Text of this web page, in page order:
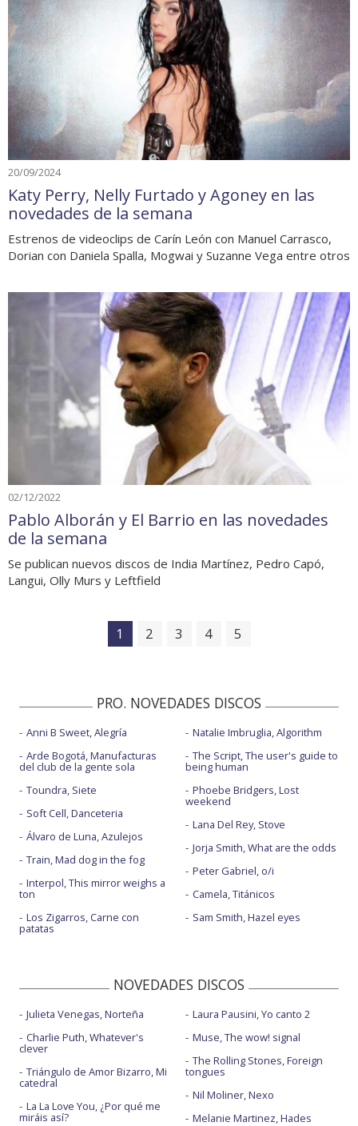
20/09/2024
Katy Perry, Nelly Furtado y Agoney en las
novedades de la semana
Estrenos de videoclips de Carín León con Manuel Carrasco,
Dorian con Daniela Spalla, Mogwai y Suzanne Vega entre otros
02/12/2022
Pablo Alborán y El Barrio en las novedades
de la semana
Se publican nuevos discos de India Martínez, Pedro Capó,
Langui, Olly Murs y Leftfield
1 2 3 4 5
PRO. NOVEDADES DISCOS
Anni B Sweet, Alegría
Arde Bogotá, Manufacturas
del club de la gente sola
Toundra, Siete
Soft Cell, Danceteria
Álvaro de Luna, Azulejos
Train, Mad dog in the fog
Interpol, This mirror weighs a
ton
Los Zigarros, Carne con
patatas
Natalie Imbruglia, Algorithm
The Script, The user's guide to
being human
Phoebe Bridgers, Lost
weekend
Lana Del Rey, Stove
Jorja Smith, What are the odds
Peter Gabriel, o/i
Camela, Titánicos
Sam Smith, Hazel eyes
NOVEDADES DISCOS
Julieta Venegas, Norteña
Charlie Puth, Whatever's
clever
Triángulo de Amor Bizarro, Mi
catedral
La La Love You, ¿Por qué me
miráis así?
Laura Pausini, Yo canto 2
Muse, The wow! signal
The Rolling Stones, Foreign
tongues
Nil Moliner, Nexo
Melanie Martinez, Hades